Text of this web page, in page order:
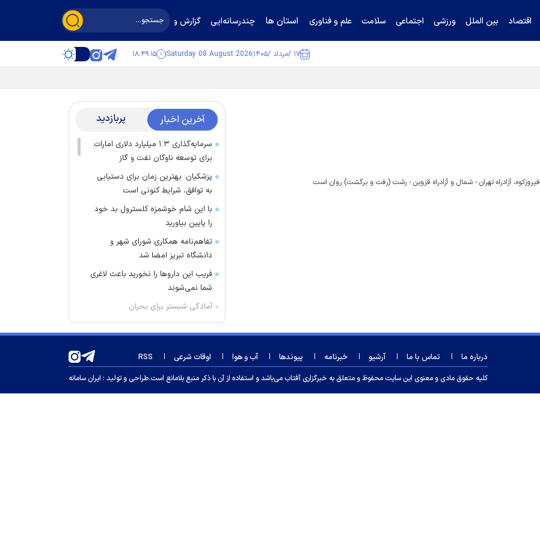
اقتصاد بین الملل ورزشی اجتماعی سلامت علم و فناوری استان ها چندرسانه‌ایی گزارش و گفت‌وگو
۱۷ /مرداد /۱۴۰۵ Saturday 08 August 2026 ۱۸:۴۹:۱۵
آزادراه تهران - شمال و آزادراه قزوین - رشت (رفت و برگشت) روان است.
آخرین اخبار پربازدید
سرمایه‌گذاری ۱.۳ میلیارد دلاری امارات
برای توسعه ناوگان نفت و گاز
پزشکیان: بهترین زمان برای دستیابی
به توافق، شرایط کنونی است
با این شام خوشمزه کلسترول بد خود
را پایین بیاورید
تفاهم‌نامه همکاری شورای شهر و
دانشگاه تبریز امضا شد
فریب این دارو‌ها را نخورید باعث لاغری
شما نمی‌شوند
آمادگی شبستر برای بحران
این علائم می‌گوید به زودی یک حمله
قلبی رخ می‌دهد
نخست‌وزیر کردستان عراق: منطقه ما
نمی‌خواهد بخشی از هیچ درگیری
باشد
درباره ما تماس با ما آرشیو خبرنامه پیوندها آب و هوا اوقات شرعی RSS
کلیه حقوق مادی و معنوی این سایت محفوظ و متعلق به خبرگزاری آفتاب می‌باشد و استفاده از آن با ذکر منبع بلامانع است.طراحی و تولید : ایران سامانه